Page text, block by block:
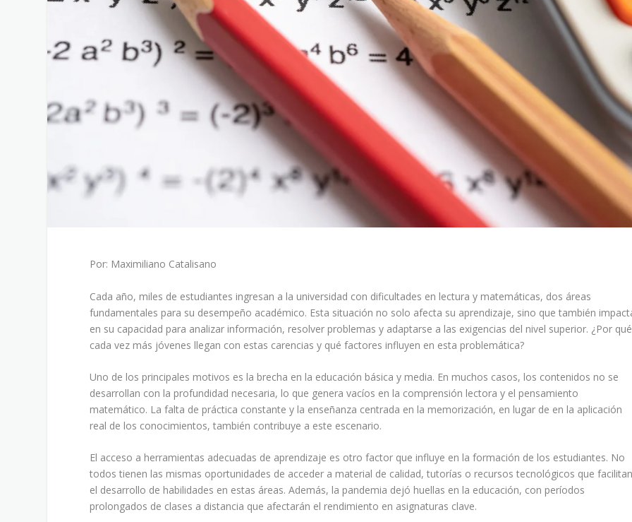
Por: Maximiliano Catalisano
Cada año, miles de estudiantes ingresan a la universidad con dificultades en lectura y matemáticas, dos áreas
fundamentales para su desempeño académico. Esta situación no solo afecta su aprendizaje, sino que también
en su capacidad para analizar información, resolver problemas y adaptarse a las exigencias del nivel superior. ¿Por qué
cada vez más jóvenes llegan con estas carencias y qué factores influyen en esta problemática?
Uno de los principales motivos es la brecha en la educación básica y media. En muchos casos, los contenidos no se
desarrollan con la profundidad necesaria, lo que genera vacíos en la comprensión lectora y el pensamiento
matemático. La falta de práctica constante y la enseñanza centrada en la memorización, en lugar de en la aplicación
real de los conocimientos, también contribuye a este escenario.
El acceso a herramientas adecuadas de aprendizaje es otro factor que influye en la formación de los estudiantes. No
todos tienen las mismas oportunidades de acceder a material de calidad, tutorías o recursos tecnológicos que
el desarrollo de habilidades en estas áreas. Además, la pandemia dejó huellas en la educación, con períodos
prolongados de clases a distancia que afectarán el rendimiento en asignaturas clave.